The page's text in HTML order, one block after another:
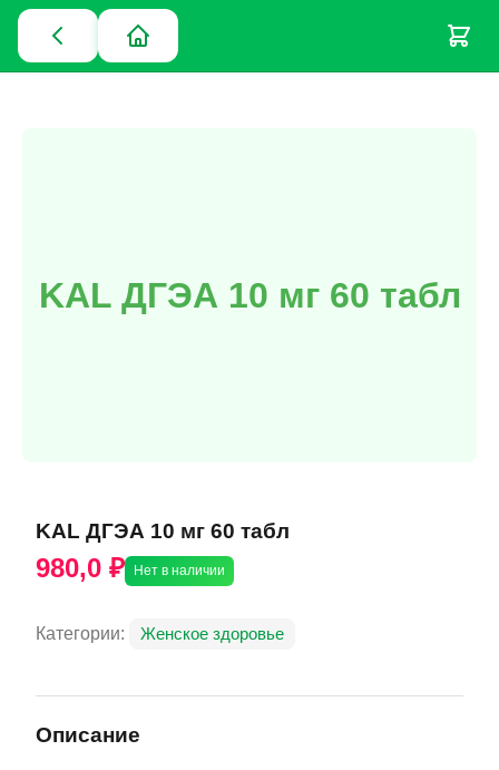
KAL ДГЭА 10 мг 60 табл
KAL ДГЭА 10 мг 60 табл
980,0 ₽ Нет в наличии
Категории: Женское здоровье
Описание